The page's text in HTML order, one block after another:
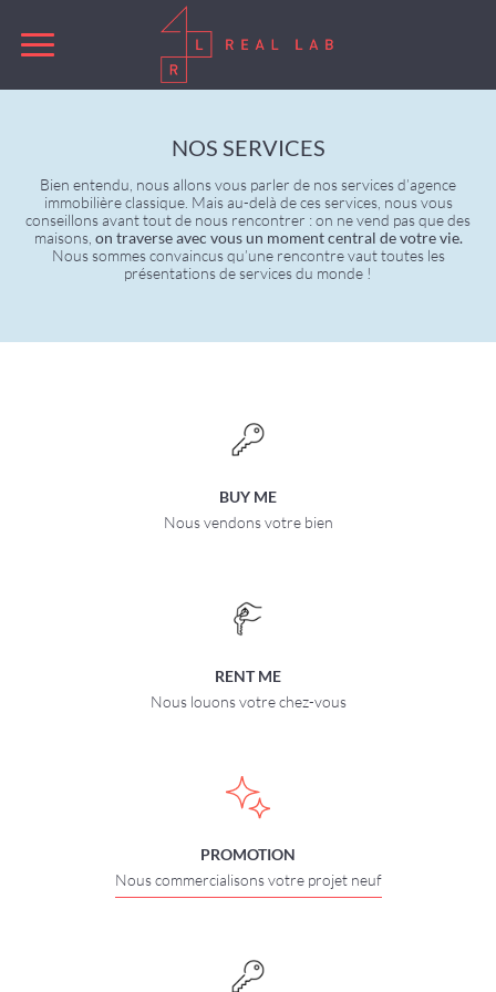
NOS SERVICES
Bien entendu, nous allons vous parler de nos services d’agence
immobilière classique. Mais au-delà de ces services, nous vous
conseillons avant tout de nous rencontrer : on ne vend pas que des
maisons, on traverse avec vous un moment central de votre vie.
Nous sommes convaincus qu’une rencontre vaut toutes les
présentations de services du monde !
BUY ME
Nous vendons votre bien
RENT ME
Nous louons votre chez-vous
PROMOTION
Nous commercialisons votre projet neuf